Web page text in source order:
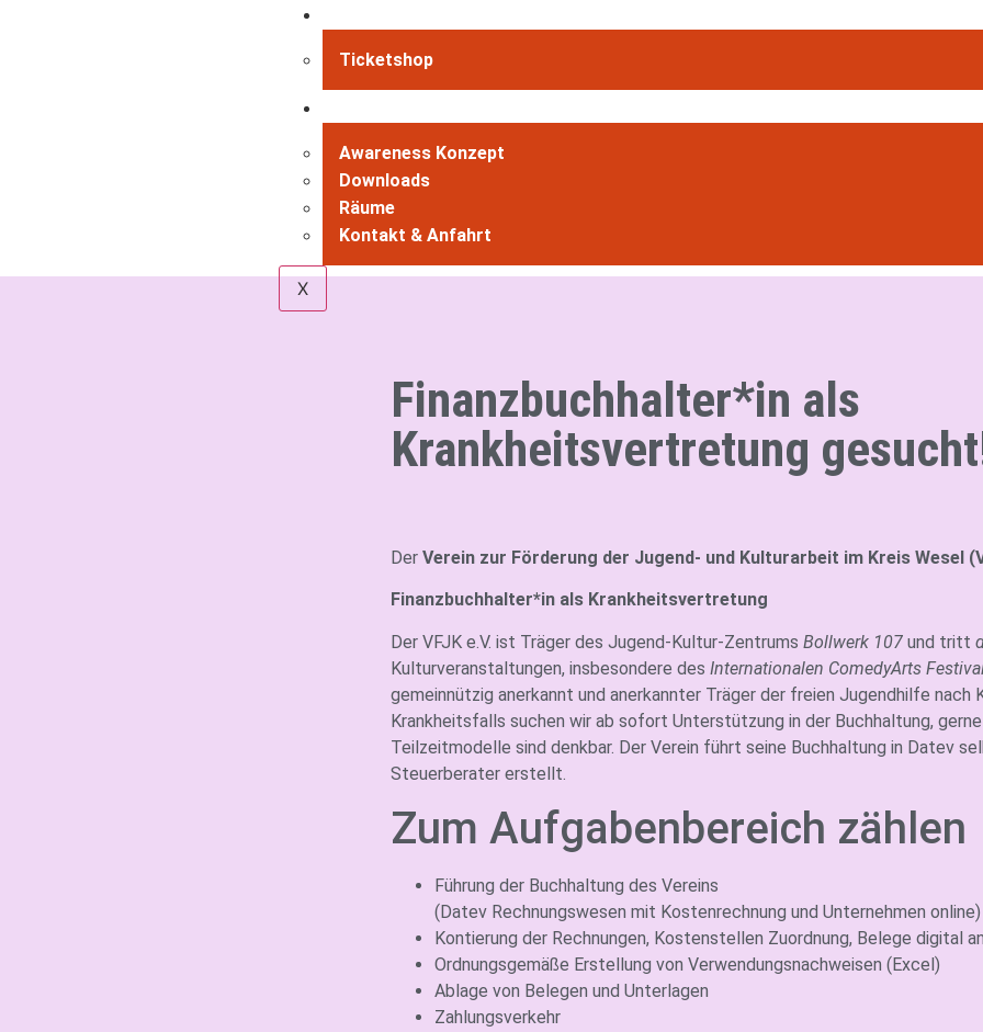
Ticketshop
Awareness Konzept
Downloads
Räume
Kontakt & Anfahrt
X
Finanzbuchhalter*in als
Krankheitsvertretung
DerVerein zur Förderung der Jugend- und Kulturarbeit im Kreis Wesel
Finanzbuchhalter*in als Krankheitsvertretung
Der VFJK e.V. ist Träger des Jugend-Kultur-ZentrumsBollwerk 107und tritt
Kulturveranstaltungen, insbesondere desInternationalen ComedyArts
gemeinnützig anerkannt und anerkannter Träger der freien Jugendhilfe nach
Krankheitsfalls suchen wir ab sofort Unterstützung in der Buchhaltung,
Teilzeitmodelle sind denkbar. Der Verein führt seine Buchhaltung in Datev
Steuerberater erstellt.
Zum Aufgabenbereich zählen
Führung der Buchhaltung des Vereins
(Datev Rechnungswesen mit Kostenrechnung und Unternehmen online)
Kontierung der Rechnungen, Kostenstellen Zuordnung, Belege digital
Ordnungsgemäße Erstellung von Verwendungsnachweisen (Excel)
Ablage von Belegen und Unterlagen
Zahlungsverkehr